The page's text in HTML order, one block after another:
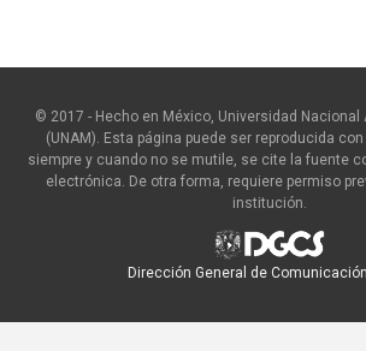
© 2017 - Hecho en México, Universidad
(UNAM). Esta página puede ser reproducida
siempre y cuando no se mutile, se cite la fuente
electrónica. De otra forma, requiere permiso
institución.
Dirección General de